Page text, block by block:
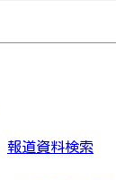
報道資料検索